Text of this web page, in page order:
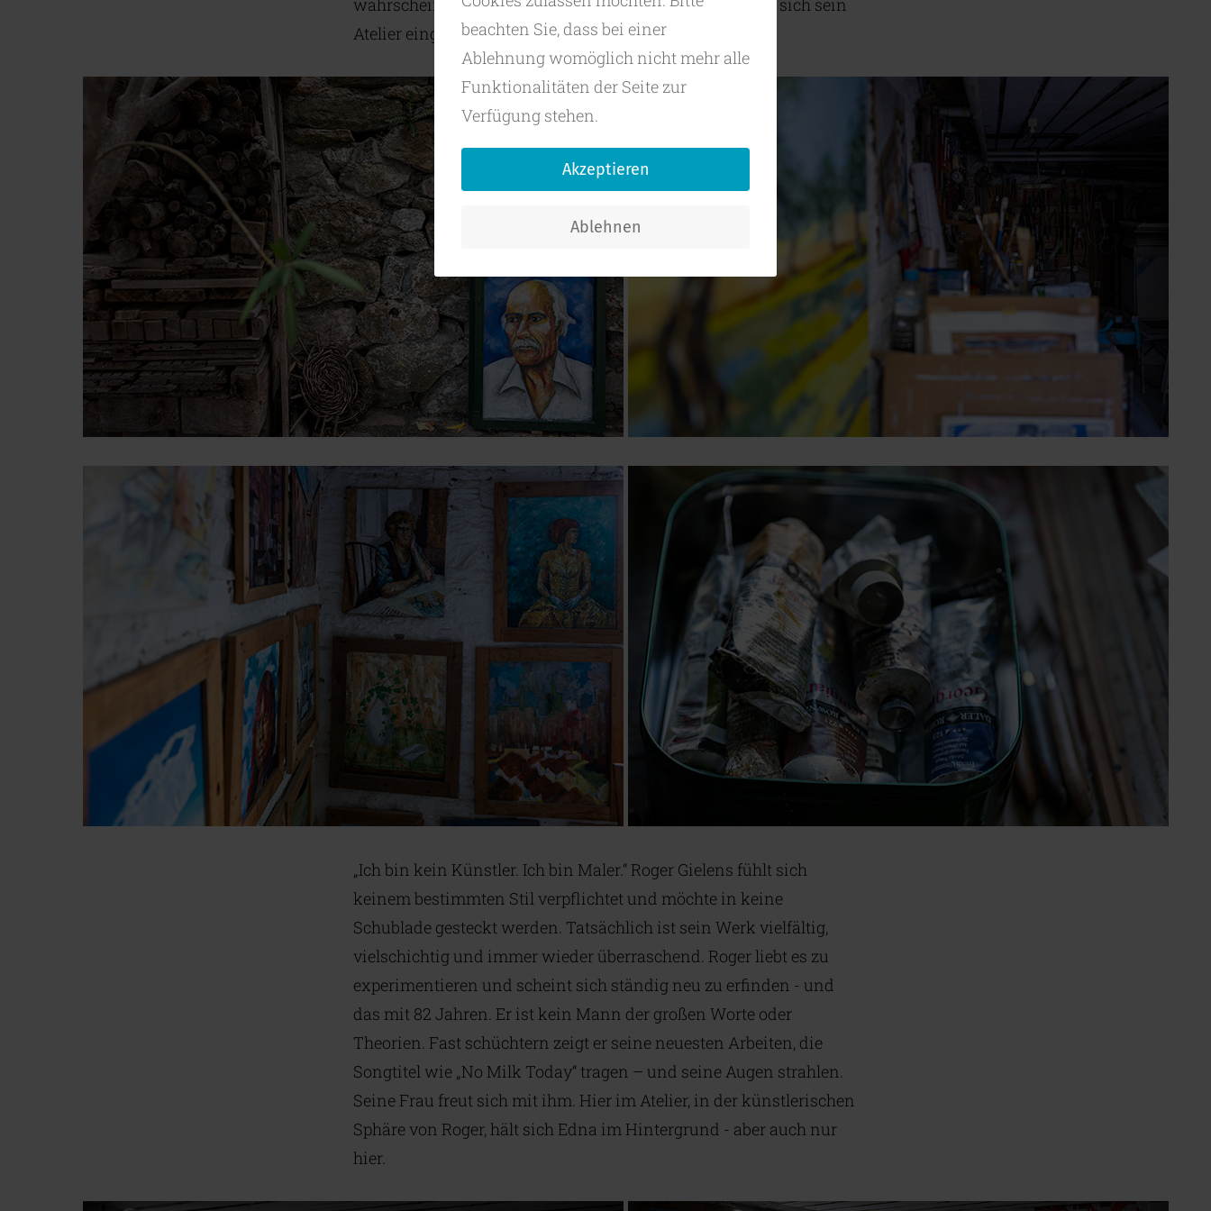
wahrscheinlich landwirtschaftlich genutzt wurde, hat er sich sein
Atelier eingerichtet - sein Arbeits- und Lebenszentrum.
„Ich bin kein Künstler. Ich bin Maler.“ Roger Gielens fühlt sich
keinem bestimmten Stil verpflichtet und möchte in keine
Schublade gesteckt werden. Tatsächlich ist sein Werk vielfältig,
vielschichtig und immer wieder überraschend. Roger liebt es zu
experimentieren und scheint sich ständig neu zu erfinden - und
das mit 82 Jahren. Er ist kein Mann der großen Worte oder
Theorien. Fast schüchtern zeigt er seine neuesten Arbeiten, die
Songtitel wie „No Milk Today“ tragen – und seine Augen strahlen.
Seine Frau freut sich mit ihm. Hier im Atelier, in der künstlerischen
Sphäre von Roger, hält sich Edna im Hintergrund - aber auch nur
hier.
beachten Sie, dass bei einer
Ablehnung womöglich nicht mehr alle
Funktionalitäten der Seite zur
Verfügung stehen.
Akzeptieren
Ablehnen